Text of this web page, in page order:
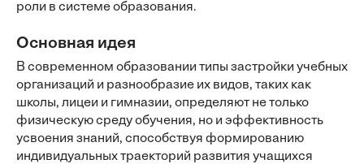
роли в системе образования.
Основная идея
В современном образовании типы застройки учебных
организаций и разнообразие их видов, таких как
школы, лицеи и гимназии, определяют не только
физическую среду обучения, но и эффективность
усвоения знаний, способствуя формированию
индивидуальных траекторий развития учащихся